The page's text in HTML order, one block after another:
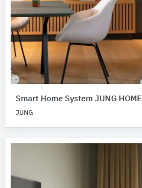
Smart Home System JUNG HOME
JUNG